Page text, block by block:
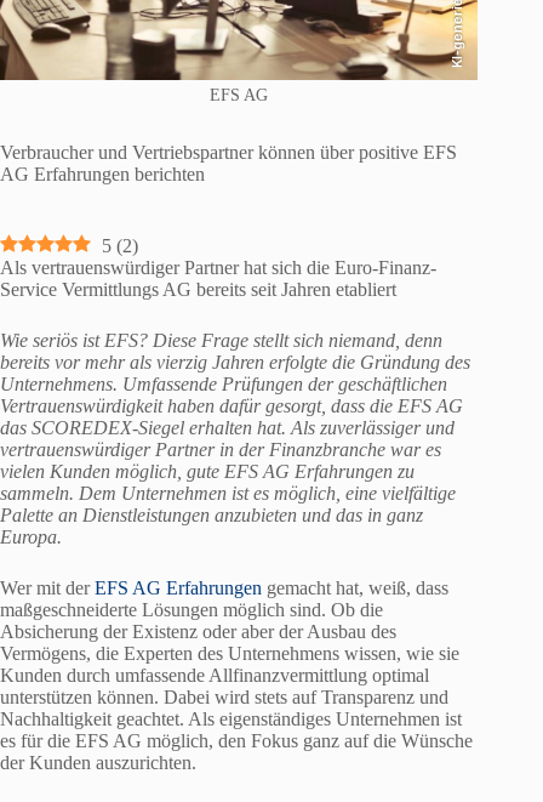
KI-generiert
EFS AG
Verbraucher und Vertriebspartner können über positive EFS
AG Erfahrungen berichten
5 (2)
Als vertrauenswürdiger Partner hat sich die Euro-Finanz-
Service Vermittlungs AG bereits seit Jahren etabliert
Wie seriös ist EFS? Diese Frage stellt sich niemand, denn
bereits vor mehr als vierzig Jahren erfolgte die Gründung des
Unternehmens. Umfassende Prüfungen der geschäftlichen
Vertrauenswürdigkeit haben dafür gesorgt, dass die EFS AG
das SCOREDEX-Siegel erhalten hat. Als zuverlässiger und
vertrauenswürdiger Partner in der Finanzbranche war es
vielen Kunden möglich, gute EFS AG Erfahrungen zu
sammeln. Dem Unternehmen ist es möglich, eine vielfältige
Palette an Dienstleistungen anzubieten und das in ganz
Europa.
Wer mit derEFS AG Erfahrungen gemacht hat, weiß, dass
maßgeschneiderte Lösungen möglich sind. Ob die
Absicherung der Existenz oder aber der Ausbau des
Vermögens, die Experten des Unternehmens wissen, wie sie
Kunden durch umfassende Allfinanzvermittlung optimal
unterstützen können. Dabei wird stets auf Transparenz und
Nachhaltigkeit geachtet. Als eigenständiges Unternehmen ist
es für die EFS AG möglich, den Fokus ganz auf die Wünsche
der Kunden auszurichten.